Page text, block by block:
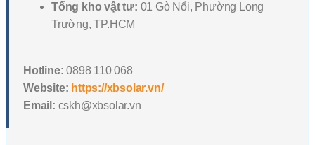
Tổng kho vật tư: 01 Gò Nổi, Phường Long
Trường, TP.HCM
Hotline: 0898 110 068
Website: https://xbsolar.vn/
Email: cskh@xbsolar.vn